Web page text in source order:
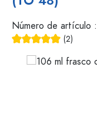
Número de artículo :
(2)